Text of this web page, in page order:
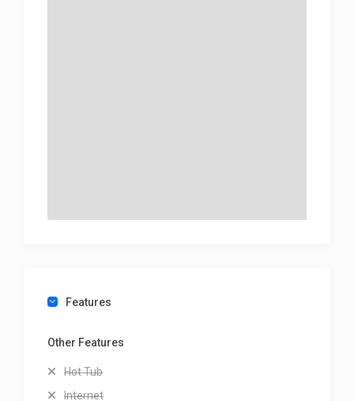
Features
Other Features
Hot Tub
Internet